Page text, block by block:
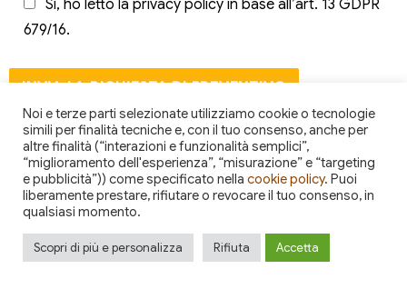
Si, ho letto la privacy policy in base all’art. 13 GDPR
679/16.
Noi e terze parti selezionate utilizziamo cookie o tecnologie
simili per finalità tecniche e, con il tuo consenso, anche per
altre finalità (“interazioni e funzionalità semplici”,
“miglioramento dell'esperienza”, “misurazione” e “targeting
e pubblicità”)) come specificato nella cookie policy. Puoi
liberamente prestare, rifiutare o revocare il tuo consenso, in
qualsiasi momento.
Scopri di più e personalizza Rifiuta Accetta